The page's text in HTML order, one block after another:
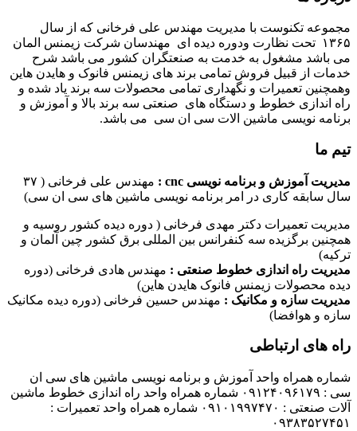
مجموعه تکنوست با مدیریت مهندس علی فرخانی که از سال
۱۳۶۵ تحت نظارت ودوره دیده ای مهندسان شرکت زیمنس المان
می باشد مشغول به خدمت به صنعتگران کشور می باشد شرح
خدمات از قبیل فروش تمامی برند های زیمنس فانوک و هایدن هاین
وهمچنین تعمیرات و نگهداری تمامی محصولات سه برند یاد شده و
راه اندازی خطوط و دستگاه های صنعتی سه برند بالا و آموزش و
برنامه نویسی ماشین الات سی ان سی می باشد.
تیم ما
مدیریت آموزش و برنامه نویسی cnc :
مهندس علی فرخانی ( ۳۷
سال سابقه کاری در امر برنامه نویسی ماشین های سی ان سی)
مدیریت تعمیرات دکتر مهدی فرخانی ( دوره دیده کشور روسیه و
همچنین برگزیده سه کنفرانس بین المللی برق کشور چین آلمان و
ترکیه)
مدیریت راه اندازی خطوط صنعتی : مهندس هادی فرخانی (دوره
دیده محصولات زیمنس فانوک هایدن هاین)
مدیریت سازه و مکانیک : مهندس حسین فرخانی (دوره دیده مکانیک
سازه و هوافضا)
راه های ارتباطی
شماره همراه واحد آموزش و برنامه نویسی ماشین های سی ان
سی : ۰۹۱۲۴۰۹۶۱۷۹ شماره همراه واحد راه اندازی خطوط ماشین
آلات صنعتی : ۰۹۱۰۱۹۹۷۴۷۰ شماره همراه واحد تعمیرات :
۰۹۳۸۳۵۲۷۴۵۱